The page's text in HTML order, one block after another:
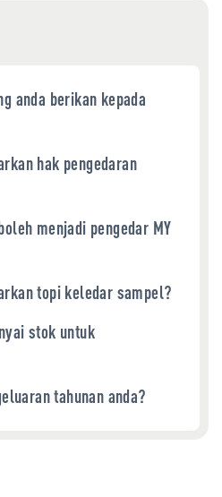
anda berikan kepada
hak pengedaran
menjadi pengedar MY
topi keledar sampel?
stok untuk
tahunan anda?